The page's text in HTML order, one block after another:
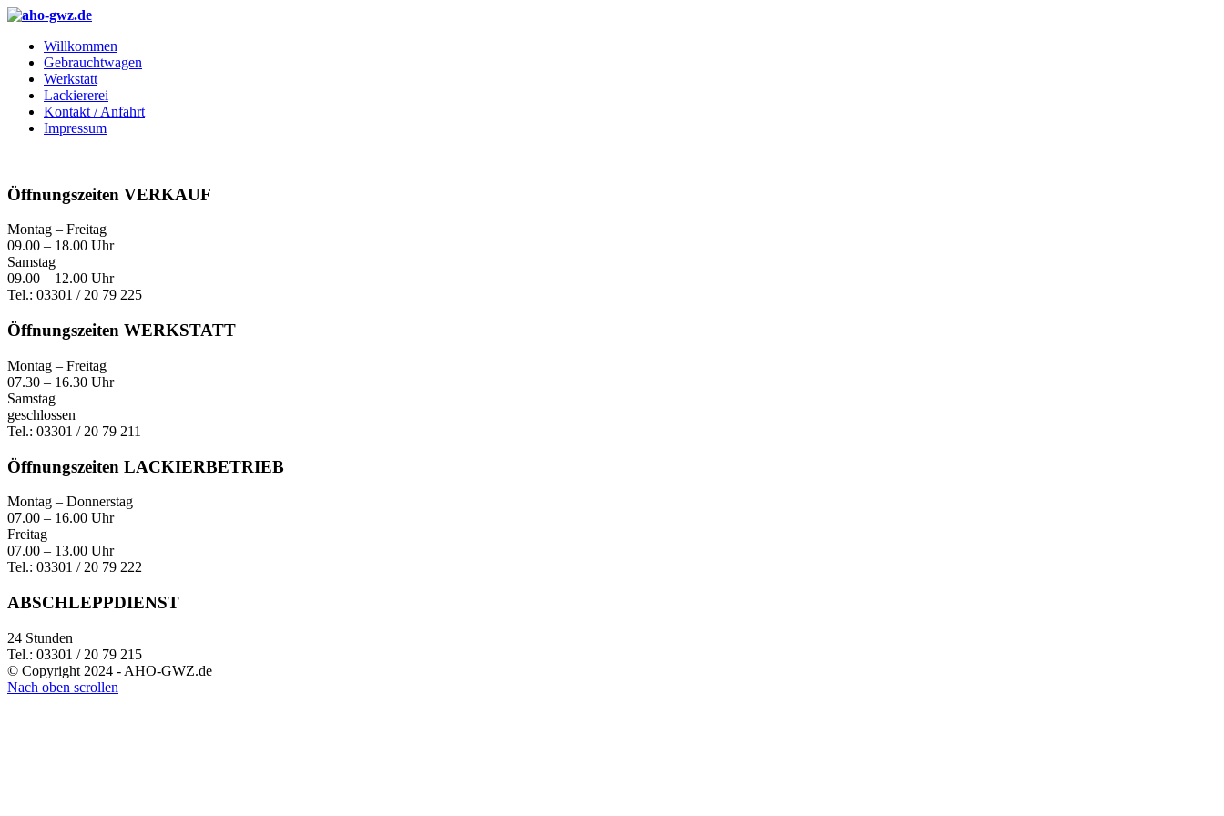
Willkommen
Gebrauchtwagen
Werkstatt
Lackiererei
Kontakt / Anfahrt
Impressum
Öffnungszeiten VERKAUF
Montag – Freitag
09.00 – 18.00 Uhr
Samstag
09.00 – 12.00 Uhr
Tel.: 03301 / 20 79 225
Öffnungszeiten WERKSTATT
Montag – Freitag
07.30 – 16.30 Uhr
Samstag
geschlossen
Tel.: 03301 / 20 79 211
Öffnungszeiten LACKIERBETRIEB
Montag – Donnerstag
07.00 – 16.00 Uhr
Freitag
07.00 – 13.00 Uhr
Tel.: 03301 / 20 79 222
ABSCHLEPPDIENST
24 Stunden
Tel.: 03301 / 20 79 215
© Copyright 2024 - AHO-GWZ.de
Nach oben scrollen